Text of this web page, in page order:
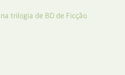
trilogia de BD de Ficção